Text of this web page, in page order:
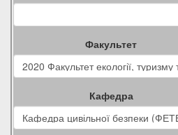
Факультет
Кафедра